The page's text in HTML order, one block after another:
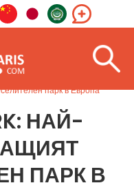
парк в Европа
НАЙ-
ПАРК В